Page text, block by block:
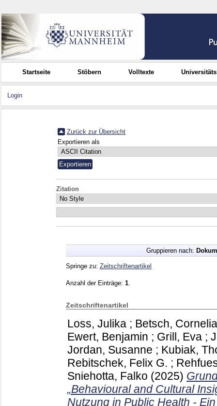
Startseite Stöbern Volltexte
Login
Zurück zur Übersicht
Exportieren als
Zitation
Gruppieren nach:
Springe zu: Zeitschriftenartikel
Anzahl der Einträge: 1
Zeitschriftenartikel
Loss, Julika ; Betsch, Cornelia
Ewert, Benjamin ; Grill, Eva ;
Jordan, Susanne ; Kubiak,
Rebitschek, Felix G. ;
Sniehotta, Falko (2025)
„Behavioural and Cultural
Nutzung in Public Health -